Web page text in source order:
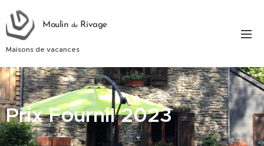
Moulin du Rivage
Maisons de vacances
Prix Fournil 2023